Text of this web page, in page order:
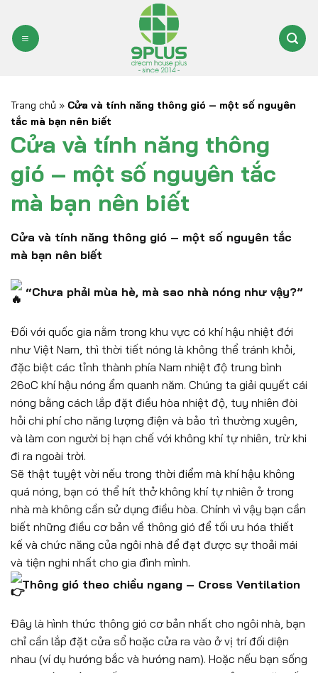
qua
nội
Trang chủ » Cửa và tính năng thông gió – một số nguyên
tắc mà bạn nên biết
Cửa và tính năng thông
gió – một số nguyên tắc
mà bạn nên biết
Cửa và tính năng thông gió – một số nguyên tắc
mà bạn nên biết
“Chưa phải mùa hè, mà sao nhà nóng như vậy?”
Đối với quốc gia nằm trong khu vực có khí hậu nhiệt đới
như Việt Nam, thì thời tiết nóng là không thể tránh khỏi,
đặc biệt các tỉnh thành phía Nam nhiệt độ trung bình
26oC khí hậu nóng ẩm quanh năm. Chúng ta giải quyết cái
nóng bằng cách lắp đặt điều hòa nhiệt độ, tuy nhiên đòi
hỏi chi phí cho năng lượng điện và bảo trì thường xuyên,
và làm con người bị hạn chế với không khí tự nhiên, trừ khi
đi ra ngoài trời.
Sẽ thật tuyệt vời nếu trong thời điểm mà khí hậu không
quá nóng, bạn có thể hít thở không khí tự nhiên ở trong
nhà mà không cần sử dụng điều hòa. Chính vì vậy bạn cần
biết những điều cơ bản về thông gió để tối ưu hóa thiết
kế và chức năng của ngôi nhà để đạt được sự thoải mái
và tiện nghi nhất cho gia đình mình.
Thông gió theo chiều ngang – Cross Ventilation
Đây là hình thức thông gió cơ bản nhất cho ngôi nhà, bạn
chỉ cần lắp đặt cửa sổ hoặc cửa ra vào ở vị trí đối diện
nhau (ví dụ hướng bắc và hướng nam). Hoặc nếu bạn sống